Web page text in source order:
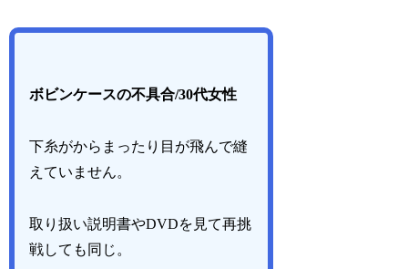
ボビンケースの不具合/30代女性
下糸がからまったり目が飛んで縫
えていません。
取り扱い説明書やDVDを見て再挑
戦しても同じ。